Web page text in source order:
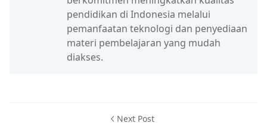
pendidikan di Indonesia melalui
pemanfaatan teknologi dan penyediaan
materi pembelajaran yang mudah
diakses.
Next Post